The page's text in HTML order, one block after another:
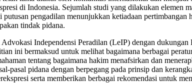
di Indonesia. Sejumlah studi yang dilakukan elemen
pengadilan menunjukkan ketiadaan
tindak pidana.
Independensi Peradilan (LeIP) dengan
ini bermaksud untuk melihat bagaimana berbagai
tentang bagaimana hakim menafsirkan dan
pasal pidana dengan berpegang pada prinsip dan
serta memberikan berbagai rekomendasi untuk